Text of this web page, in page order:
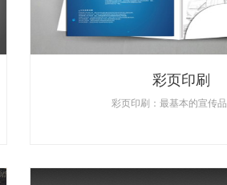
彩页印刷
彩页印刷：最基本的宣传